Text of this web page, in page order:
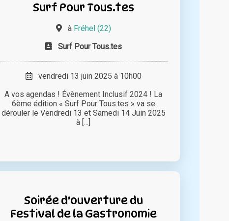
Surf Pour Tous.tes
à Fréhel (22)
Surf Pour Tous.tes
vendredi 13 juin 2025 à 10h00
A vos agendas ! Évènement Inclusif 2024 ! La
6ème édition « Surf Pour Tous.tes » va se
dérouler le Vendredi 13 et Samedi 14 Juin 2025
à [...]
Soirée d'ouverture du
Festival de la Gastronomie